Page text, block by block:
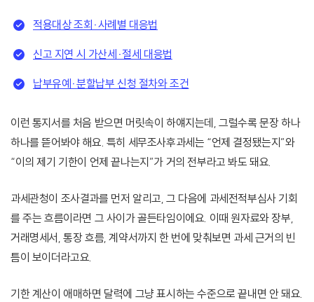
적용대상 조회·사례별 대응법
신고 지연 시 가산세·절세 대응법
납부유예·분할납부 신청 절차와 조건
이런 통지서를 처음 받으면 머릿속이 하얘지는데, 그럴수록 문장 하나
하나를 뜯어봐야 해요. 특히 세무조사후과세는 “언제 결정됐는지”와
“이의 제기 기한이 언제 끝나는지”가 거의 전부라고 봐도 돼요.
과세관청이 조사결과를 먼저 알리고, 그 다음에 과세전적부심사 기회
를 주는 흐름이라면 그 사이가 골든타임이에요. 이때 원자료와 장부,
거래명세서, 통장 흐름, 계약서까지 한 번에 맞춰보면 과세 근거의 빈
틈이 보이더라고요.
기한 계산이 애매하면 달력에 그냥 표시하는 수준으로 끝내면 안 돼요.